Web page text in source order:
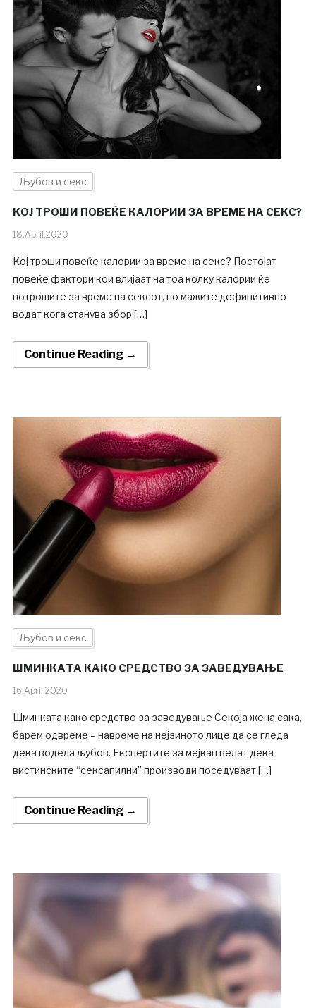
Љубов и секс
КОЈ ТРОШИ ПОВЕЌЕ КАЛОРИИ ЗА ВРЕМЕ НА СЕКС?
18.April.2020
Кој троши повеќе калории за време на секс? Постојат
повеќе фактори кои влијаат на тоа колку калории ќе
потрошите за време на сексот, но мажите дефинитивно
водат кога станува збор […]
Continue Reading →
Љубов и секс
ШМИНКАТА КАКО СРЕДСТВО ЗА ЗАВЕДУВАЊЕ
16.April.2020
Шминката како средство за заведување Секоја жена сака,
барем одвреме – навреме на нејзиното лице да се гледа
дека водела љубов. Експертите за мејкап велат дека
вистинските “сексапилни” производи поседуваат […]
Continue Reading →